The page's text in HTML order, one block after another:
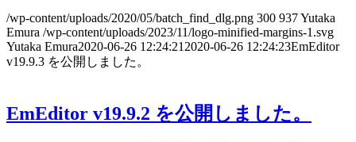
/wp-content/uploads/2020/05/batch_find_dlg.png 300 937Yutaka
Emura /wp-content/uploads/2023/11/logo-minified-margins-1.svg
Yutaka Emura2020-06-26 12:24:21 2020-06-26 12:24:23EmEditor
v19.9.3 を公開しました。
EmEditor v19.9.2 を公開しました。